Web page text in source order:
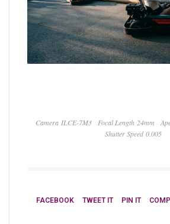
Camera ILCE-7M3 Focal Length 24mm
Shutter Speed 0.005
FACEBOOK TWEET IT PIN IT